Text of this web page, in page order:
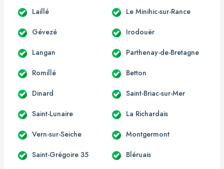
Laillé Le Minihic-sur-Rance
Gévezé Irodouër
Langan Parthenay-de-Bretagne
Romillé Betton
Dinard Saint-Briac-sur-Mer
Saint-Lunaire La Richardais
Vern-sur-Seiche Montgermont
Saint-Grégoire 35 Bléruais